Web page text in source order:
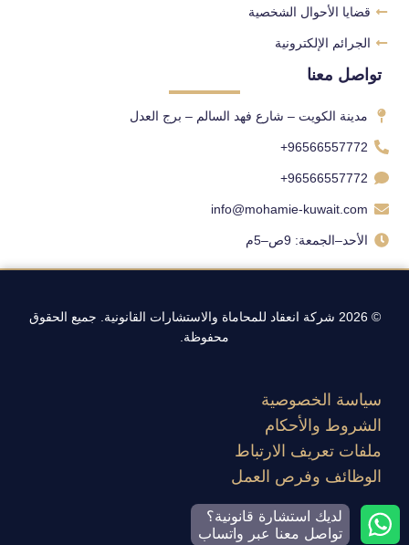
قضايا الأحوال الشخصية
الجرائم الإلكترونية
تواصل معنا
مدينة الكويت – شارع فهد السالم – برج العدل
96566557772+
96566557772+
info@mohamie-kuwait.com
الأحد–الجمعة: 9ص–5م
© 2026 شركة انعقاد للمحاماة والاستشارات القانونية. جميع الحقوق
محفوظة.
سياسة الخصوصية
الشروط والأحكام
ملفات تعريف الارتباط
الوظائف وفرص العمل
لديك استشارة قانونية؟
تواصل معنا عبر واتساب